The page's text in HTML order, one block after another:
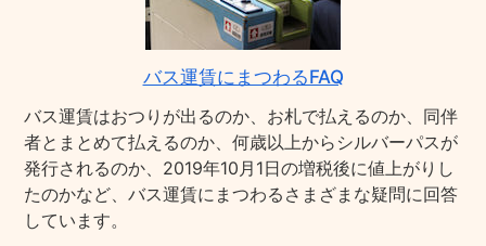
バス運賃にまつわるFAQ
バス運賃はおつりが出るのか、お札で払えるのか、同伴
者とまとめて払えるのか、何歳以上からシルバーパスが
発行されるのか、2019年10月1日の増税後に値上がりし
たのかなど、バス運賃にまつわるさまざまな疑問に回答
しています。